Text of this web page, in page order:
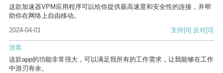
这款加速器VPM应用程序可以给你提供最高速度和安全性的连接，并帮
助你在网络上自由移动。
2024-04-01
支持[0] 反对[0]
游客
这款app的功能非常强大，可以满足我所有的工作需求，让我能够在工作
中游刃有余。